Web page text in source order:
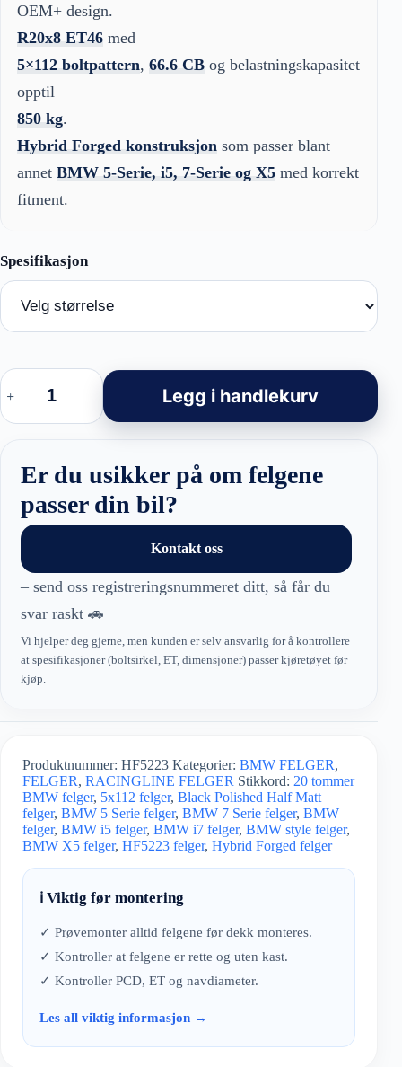
OEM+ design.
R20x8 ET46 med
5×112 boltpattern, 66.6 CB og belastningskapasitet
opptil
850 kg.
Hybrid Forged konstruksjon som passer blant
annet BMW 5-Serie, i5, 7-Serie og X5 med korrekt
fitment.
BMW
felger
–
Forged
Black
Matt
antall
Legg i handlekurv
Er du usikker på om felgene
passer din bil?
Kontakt oss
– send oss registreringsnummeret ditt, så får du
svar raskt 🚗
Vi hjelper deg gjerne, men kunden er selv ansvarlig for å kontrollere
at spesifikasjoner (boltsirkel, ET, dimensjoner) passer kjøretøyet før
kjøp.
Produktnummer: HF5223 Kategorier: BMW FELGER,
FELGER, RACINGLINE FELGER Stikkord: 20 tommer
BMW felger, 5x112 felger, Black Polished Half Matt
felger, BMW 5 Serie felger, BMW 7 Serie felger, BMW
felger, BMW i5 felger, BMW i7 felger, BMW style felger,
BMW X5 felger, HF5223 felger, Hybrid Forged felger
ℹ️ Viktig før montering
✓ Prøvemonter alltid felgene før dekk monteres.
✓ Kontroller at felgene er rette og uten kast.
✓ Kontroller PCD, ET og navdiameter.
Les all viktig informasjon →